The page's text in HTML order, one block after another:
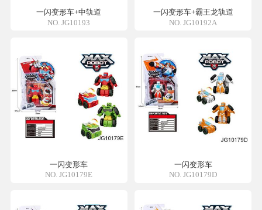
一闪变形车+中轨道
NO. JG10193
一闪变形车+霸王龙轨道
NO. JG10192A
一闪变形车
NO. JG10179E
一闪变形车
NO. JG10179D